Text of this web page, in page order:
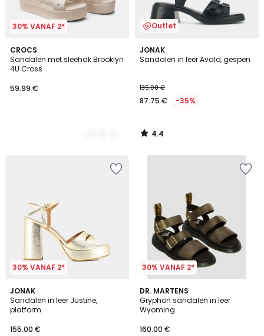
30% VANAF 2*
CROCS
Sandalen met sleehak Brooklyn
4U Cross
59.99 €
2
Kleuren
Outlet
JONAK
Sandalen in leer Avalo, gespen
135.00 €
87.75 € -35%
4.4
/ 5
4.4
/
30% VANAF 2*
JONAK
Sandalen in leer Justine,
platform
155.00 €
5
/
5
30% VANAF 2*
DR. MARTENS
Gryphon sandalen in leer
Wyoming
160.00 €
4
/
5